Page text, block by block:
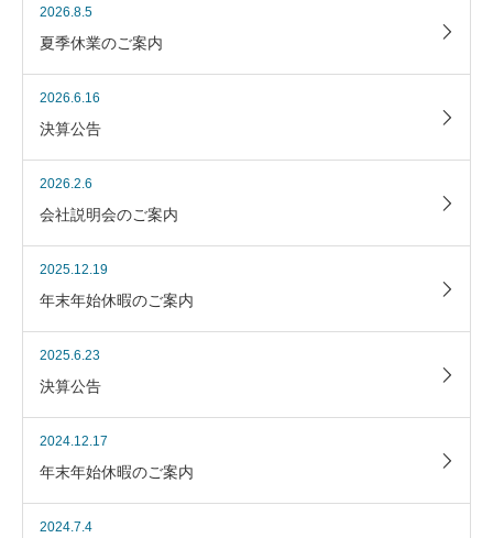
2026.8.5
夏季休業のご案内
2026.6.16
決算公告
2026.2.6
会社説明会のご案内
2025.12.19
年末年始休暇のご案内
2025.6.23
決算公告
2024.12.17
年末年始休暇のご案内
2024.7.4